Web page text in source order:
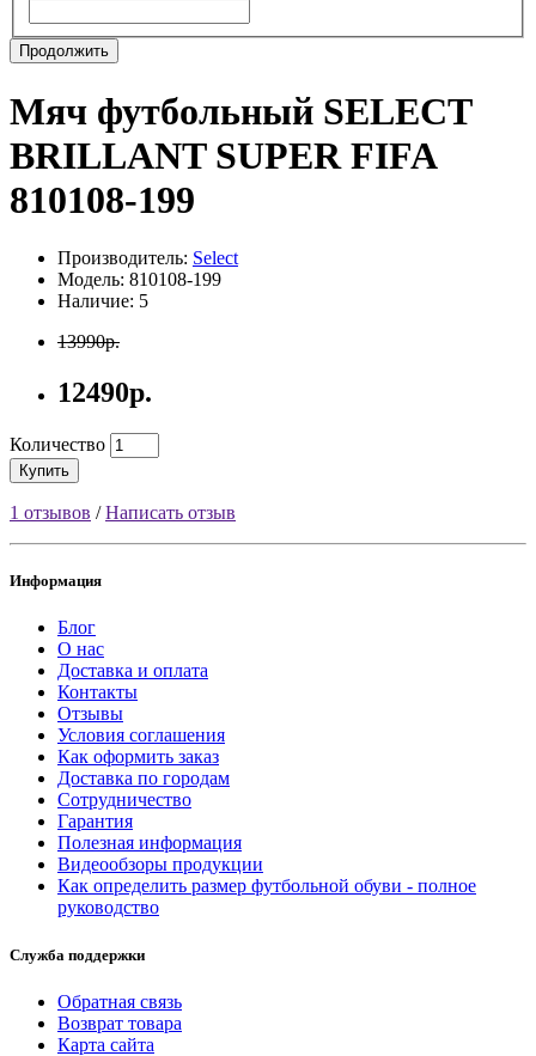
Продолжить
Мяч футбольный SELECT
BRILLANT SUPER FIFA
810108-199
Производитель: Select
Модель: 810108-199
Наличие: 5
13990р.
12490р.
Количество
Купить
1 отзывов /Написать отзыв
Информация
Блог
О нас
Доставка и оплата
Контакты
Отзывы
Условия соглашения
Как оформить заказ
Доставка по городам
Сотрудничество
Гарантия
Полезная информация
Видеообзоры продукции
Как определить размер футбольной обуви - полное
руководство
Служба поддержки
Обратная связь
Возврат товара
Карта сайта